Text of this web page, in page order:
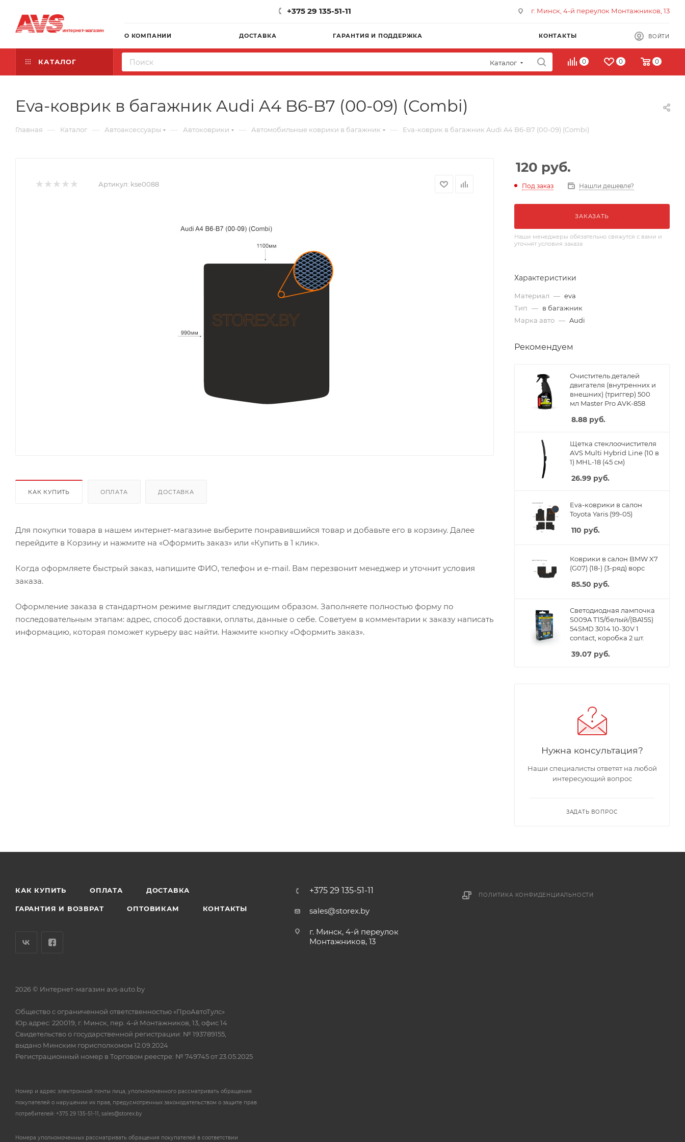
+375 29 135-51-11 г. Минск, 4-й переулок Монтажников, 13
О КОМПАНИИ ДОСТАВКА ГАРАНТИЯ И ПОДДЕРЖКА КОНТАКТЫ ВОЙТИ
КАТАЛОГ Каталог 0 0 0
Eva-коврик в багажник Audi A4 B6-B7 (00-09) (Combi)
Главная — Каталог — Автоаксессуары — Автоковрики — Автомобильные коврики в багажник — Eva-коврик в багажник Audi A4 B6-B7 (00-09) (Combi)
Артикул: kse0088
КАК КУПИТЬ ОПЛАТА ДОСТАВКА
Для покупки товара в нашем интернет-магазине выберите понравившийся товар и добавьте его в корзину. Далее
перейдите в Корзину и нажмите на «Оформить заказ» или «Купить в 1 клик».
Когда оформляете быстрый заказ, напишите ФИО, телефон и e-mail. Вам перезвонит менеджер и уточнит условия
заказа.
Оформление заказа в стандартном режиме выглядит следующим образом. Заполняете полностью форму по
последовательным этапам: адрес, способ доставки, оплаты, данные о себе. Советуем в комментарии к заказу написать
информацию, которая поможет курьеру вас найти. Нажмите кнопку «Оформить заказ».
120 руб.
Под заказ Нашли дешевле?
ЗАКАЗАТЬ
Наши менеджеры обязательно свяжутся с вами и
уточнят условия заказа
Характеристики
Материал — eva
Тип — в багажник
Марка авто — Audi
Рекомендуем
Очиститель деталей
двигателя (внутренних и
внешних) (триггер) 500
мл Master Pro AVK-858
8.88 руб.
Щетка стеклоочистителя
AVS Multi Hybrid Line (10 в
1) MHL-18 (45 см)
26.99 руб.
Eva-коврики в салон
Toyota Yaris (99-05)
110 руб.
Коврики в салон BMW X7
(G07) (18-) (3-ряд) ворс
85.50 руб.
Светодиодная лампочка
S009A T15/белый/(BA15S)
54SMD 3014 10-30V 1
contact, коробка 2 шт.
39.07 руб.
Нужна консультация?
Наши специалисты ответят на любой
интересующий вопрос
ЗАДАТЬ ВОПРОС
КАК КУПИТЬ ОПЛАТА ДОСТАВКА
ГАРАНТИЯ И ВОЗВРАТ ОПТОВИКАМ КОНТАКТЫ
+375 29 135-51-11
sales@storex.by
г. Минск, 4-й переулок
Монтажников, 13
ПОЛИТИКА КОНФИДЕНЦИАЛЬНОСТИ
2026 © Интернет-магазин avs-auto.by
Общество с ограниченной ответственностью «ПроАвтоТулс»
Юр.адрес: 220019, г. Минск, пер. 4-й Монтажников, 13, офис 14
Свидетельство о государственной регистрации: № 193789155,
выдано Минским горисполкомом 12.09.2024
Регистрационный номер в Торговом реестре: № 749745 от 23.05.2025
Номер и адрес электронной почты лица, уполномоченного рассматривать обращения
покупателей о нарушении их прав, предусмотренных законодательством о защите прав
потребителей: +375 29 135-51-11, sales@storex.by
Номера уполномоченных рассматривать обращения покупателей в соответствии